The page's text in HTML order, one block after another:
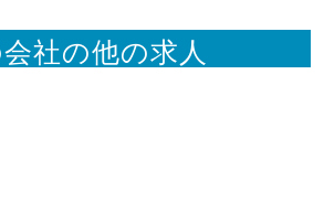
社の他の求人